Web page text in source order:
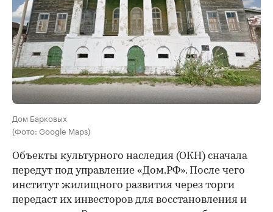
Дом Барковых
(Фото: Google Maps)
Объекты культурного наследия (ОКН) сначала
передут под управление «Дом.РФ». После чего
институт жилищного развития через торги
передаст их инвесторов для восстановления и